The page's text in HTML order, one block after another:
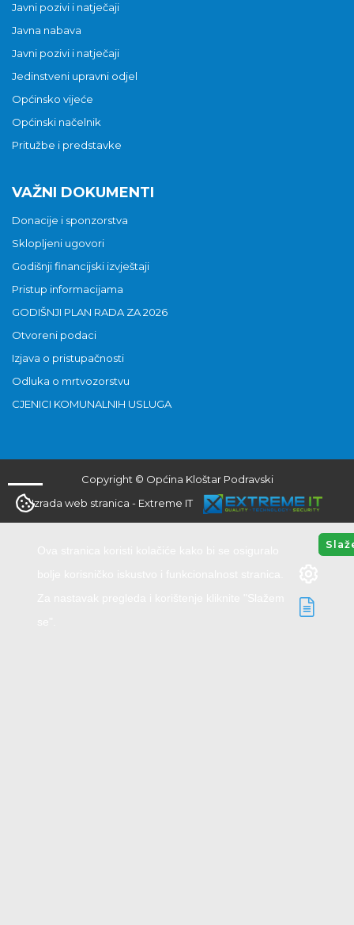
Javni pozivi i natječaji
Javna nabava
Javni pozivi i natječaji
Jedinstveni upravni odjel
Općinsko vijeće
Općinski načelnik
Pritužbe i predstavke
VAŽNI DOKUMENTI
Donacije i sponzorstva
Sklopljeni ugovori
Godišnji financijski izvještaji
Pristup informacijama
GODIŠNJI PLAN RADA ZA 2026
Otvoreni podaci
Izjava o pristupačnosti
Odluka o mrtvozorstvu
CJENICI KOMUNALNIH USLUGA
Copyright © Općina Kloštar Podravski
Izrada web stranica - Extreme IT